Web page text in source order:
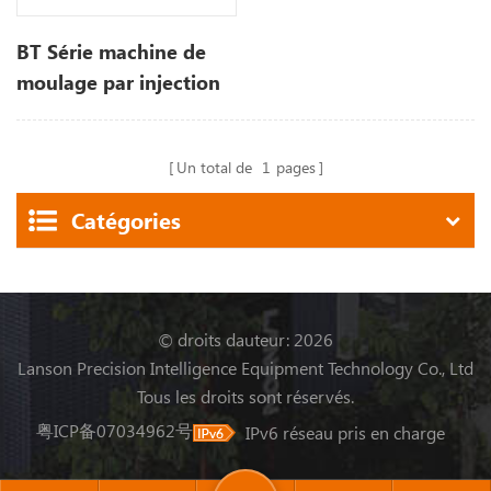
BT Série machine de
moulage par injection
plastique à grande
Un total de 1 pages
Catégories
© droits dauteur: 2026
Lanson Precision Intelligence Equipment Technology Co., Ltd
Tous les droits sont réservés.
粤ICP备07034962号
IPv6 réseau pris en charge